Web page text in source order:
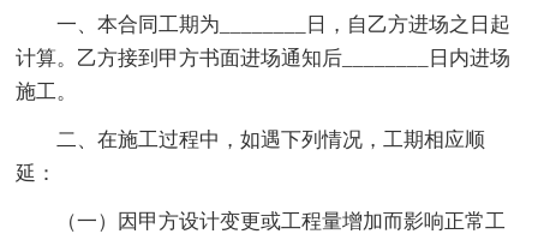
一、本合同工期为________日，自乙方进场之日起
计算。乙方接到甲方书面进场通知后________日内进场
施工。
二、在施工过程中，如遇下列情况，工期相应顺
延：
（一）因甲方设计变更或工程量增加而影响正常工